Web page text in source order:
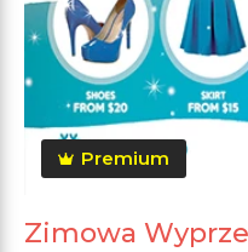
Premium
Zimowa